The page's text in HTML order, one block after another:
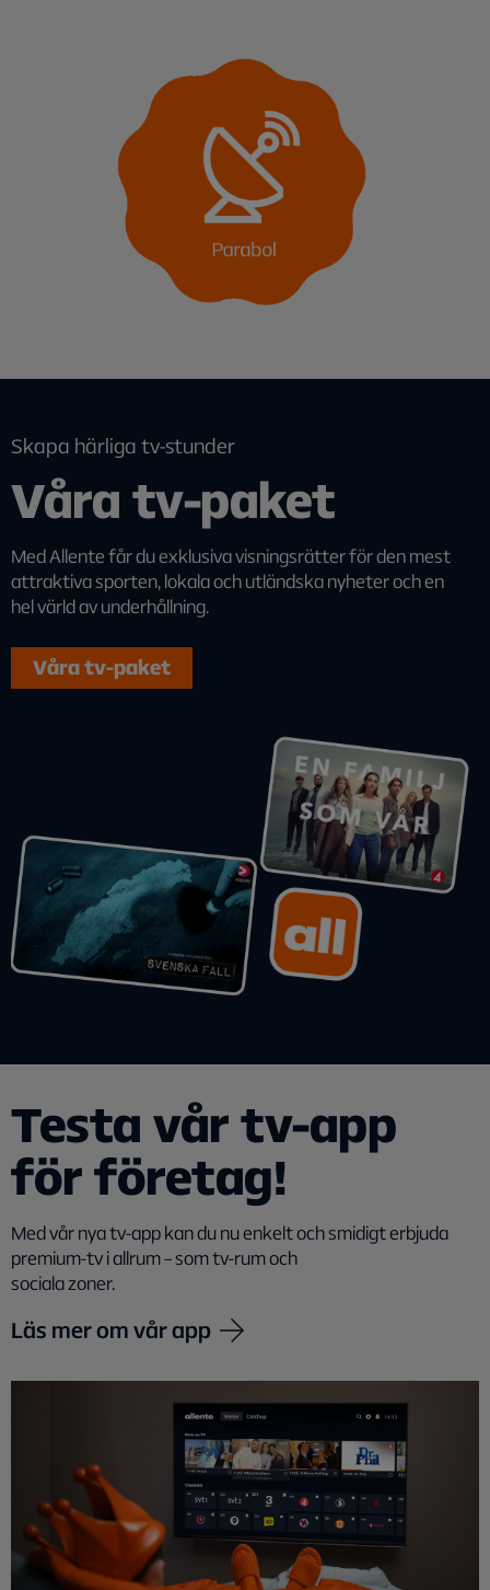
Skapa härliga tv-stunder
Våra tv-paket
Med Allente får du exklusiva visningsrätter för den mest
attraktiva sporten, lokala och utländska nyheter och en
hel värld av underhållning.
Våra tv-paket
Testa vår tv-app
för företag!
Med vår nya tv-app kan du nu enkelt och smidigt erbjuda
premium-tv i allrum – som tv-rum och
sociala zoner.
Läs mer om vår app